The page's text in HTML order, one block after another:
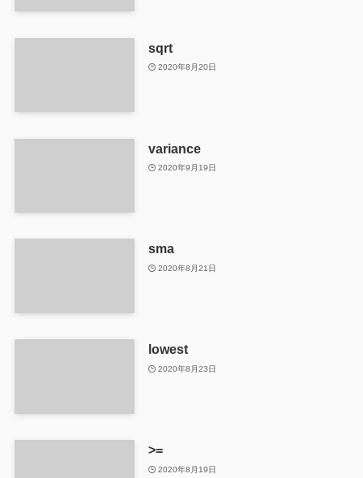
sqrt
2020年8月20日
variance
2020年9月19日
sma
2020年8月21日
lowest
2020年8月23日
>=
2020年8月19日